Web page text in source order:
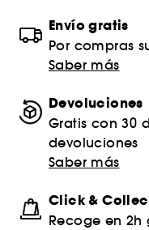
Envío gratis
Por compras
Saber más
Devoluciones
Gratis con 30
devoluciones
Saber más
Click &
Recoge en 2h